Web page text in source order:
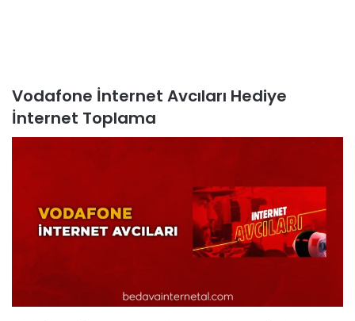
Vodafone İnternet Avcıları Hediye
İnternet Toplama